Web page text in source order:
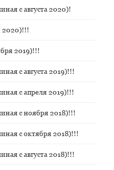
с августа 2020)!
2020)!!!
2019)!!!
с августа 2019)!!!
с апреля 2019)!!!
с ноября 2018)!!!
с октября 2018)!!!
с августа 2018)!!!